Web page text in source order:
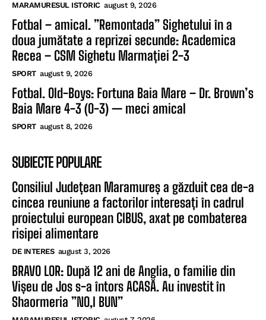
MARAMURESUL ISTORIC august 9, 2026
Fotbal – amical. ”Remontada” Sighetului în a
doua jumătate a reprizei secunde: Academica
Recea – CSM Sighetu Marmației 2-3
SPORT august 9, 2026
Fotbal. Old-Boys: Fortuna Baia Mare – Dr. Brown’s
Baia Mare 4-3 (0-3) — meci amical
SPORT august 8, 2026
SUBIECTE POPULARE
Consiliul Județean Maramureș a găzduit cea de-a
cincea reuniune a factorilor interesați în cadrul
proiectului european CIBUS, axat pe combaterea
risipei alimentare
DE INTERES august 3, 2026
BRAVO LOR: După 12 ani de Anglia, o familie din
Vișeu de Jos s-a întors ACASĂ. Au investit în
Shaormeria ”NO,I BUN”